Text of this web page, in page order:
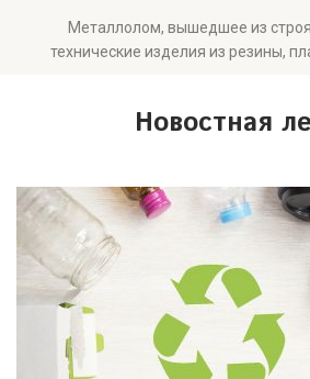
Металлолом, вышедшее из
технические изделия из резины,
Новостная